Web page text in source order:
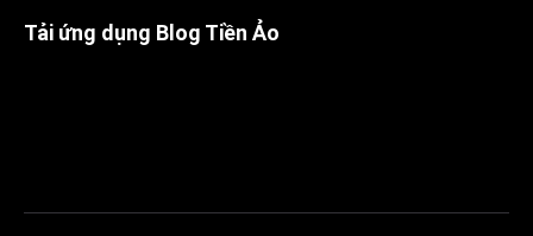
Tải ứng dụng Blog Tiền Ảo